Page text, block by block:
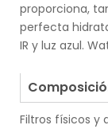
proporciona,
perfecta
IR y luz azul.
Filtros físicos y